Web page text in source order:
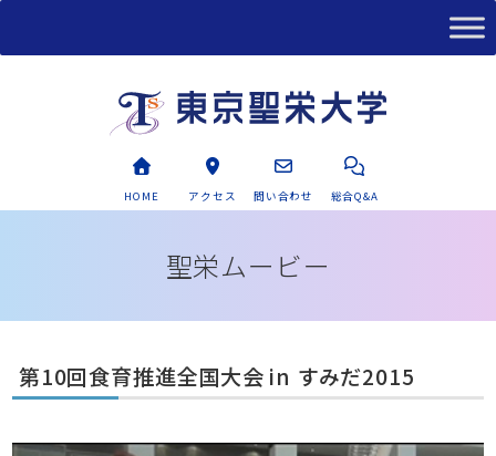
HOME アクセス 問い合わせ 総合Q&A
聖栄ムービー
第10回食育推進全国大会 in すみだ2015